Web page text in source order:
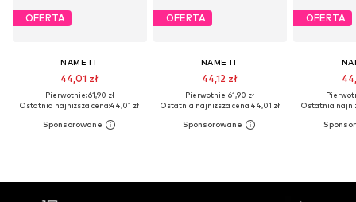
OFERTA
NAME IT
44,01 zł
Pierwotnie: 61,90 zł
Ostatnia najniższa cena:44,01 zł
OFERTA
NAME IT
44,12 zł
Pierwotnie: 61,90 zł
Ostatnia najniższa cena:44,01 zł
OFERTA
Ostatnia